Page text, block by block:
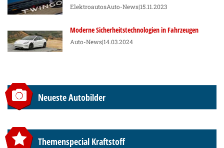
ElektroautosAuto-News|15.11.2023
Moderne Sicherheitstechnologien in Fahrzeugen
Auto-News|14.03.2024
Neueste Autobilder
Themenspecial Kraftstoff